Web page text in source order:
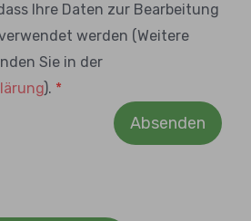
Ihre Daten zur Bearbeitung
werden (Weitere
Sie in der
).
Absenden